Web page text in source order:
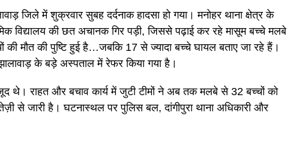
REET Mains परीक्षा 2026 (लेवल-1 और लेवल-2)
राजस्थान कर्मचारी चयन बोर्ड (RSSB)
7,759 (प्राथमिक और उच्च प्राथमिक शिक्षक)
12 जनवरी 2026
17, 18, 19 और 20 जनवरी 2026
जिले में शुक्रवार सुबह दर्दनाक हादसा हो गया। मनोहर थाना क्षेत्र के
विद्यालय की छत अचानक गिर पड़ी, जिससे पढ़ाई कर रहे मासूम बच्चे मलबे
मौत की पुष्टि हुई है…जबकि 17 से ज्यादा बच्चे घायल बताए जा रहे हैं।
के बड़े अस्पताल में रेफर किया गया है।
थे। राहत और बचाव कार्य में जुटी टीमों ने अब तक मलबे से 32 बच्चों को
से जारी है। घटनास्थल पर पुलिस बल, दांगीपुरा थाना अधिकारी और